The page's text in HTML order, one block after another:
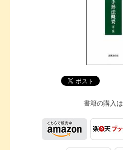
書籍の購入は